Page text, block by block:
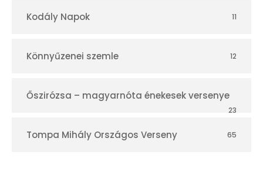
Kodály Napok 11
Könnyűzenei szemle 12
Őszirózsa – magyarnóta énekesek versenye
23
Tompa Mihály Országos Verseny 65